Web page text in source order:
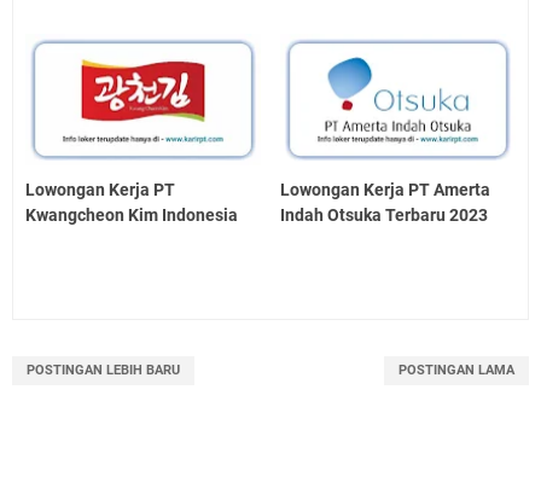
Lowongan Kerja PT
Kwangcheon Kim Indonesia
Lowongan Kerja PT Amerta
Indah Otsuka Terbaru 2023
POSTINGAN LEBIH BARU POSTINGAN LAMA